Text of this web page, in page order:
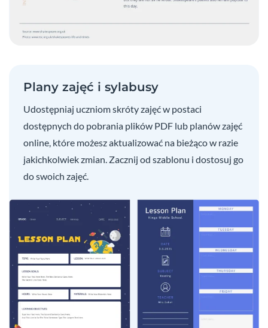
Plany zajęć i sylabusy
Udostępniaj uczniom skróty zajęć w postaci
dostępnych do pobrania plików PDF lub planów zajęć
online, które możesz aktualizować na bieżąco w razie
jakichkolwiek zmian. Zacznij od szablonu i dostosuj go
do swoich zajęć.